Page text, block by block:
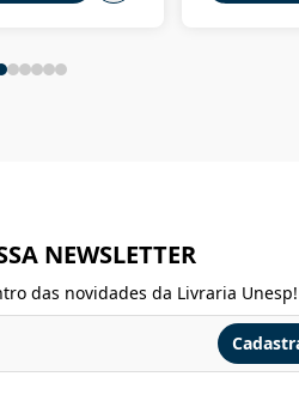
NEWSLETTER
das novidades da Livraria Unesp!